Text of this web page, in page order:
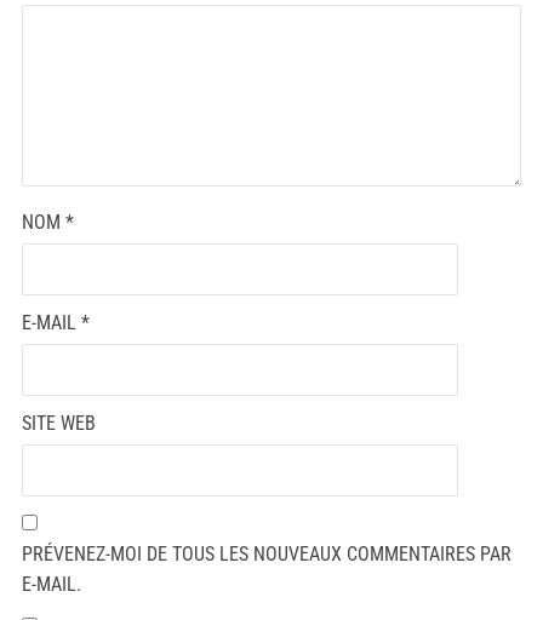
NOM *
E-MAIL *
SITE WEB
PRÉVENEZ-MOI DE TOUS LES NOUVEAUX COMMENTAIRES PAR
E-MAIL.